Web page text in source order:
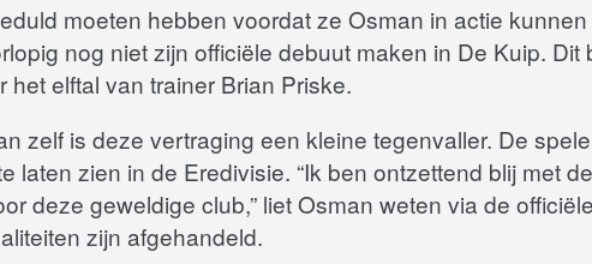
moeten hebben voordat ze Osman in actie
nog niet zijn officiële debuut maken in De Kuip.
elftal van trainer Brian Priske.
zelf is deze vertraging een kleine tegenvaller. De
laten zien in de Eredivisie. “Ik ben ontzettend blij met
deze geweldige club,” liet Osman weten via de
zijn afgehandeld.